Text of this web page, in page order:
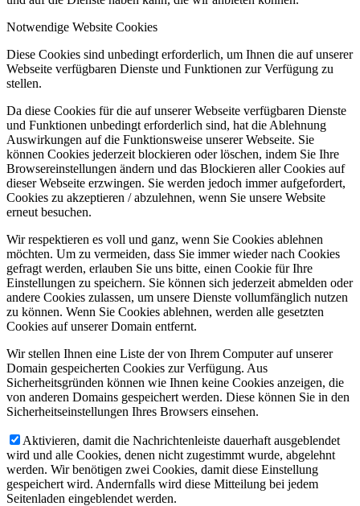
Notwendige Website Cookies
Diese Cookies sind unbedingt erforderlich, um Ihnen die auf unserer
Webseite verfügbaren Dienste und Funktionen zur Verfügung zu
stellen.
Da diese Cookies für die auf unserer Webseite verfügbaren Dienste
und Funktionen unbedingt erforderlich sind, hat die Ablehnung
Auswirkungen auf die Funktionsweise unserer Webseite. Sie
können Cookies jederzeit blockieren oder löschen, indem Sie Ihre
Browsereinstellungen ändern und das Blockieren aller Cookies auf
dieser Webseite erzwingen. Sie werden jedoch immer aufgefordert,
Cookies zu akzeptieren / abzulehnen, wenn Sie unsere Website
erneut besuchen.
Wir respektieren es voll und ganz, wenn Sie Cookies ablehnen
möchten. Um zu vermeiden, dass Sie immer wieder nach Cookies
gefragt werden, erlauben Sie uns bitte, einen Cookie für Ihre
Einstellungen zu speichern. Sie können sich jederzeit abmelden oder
andere Cookies zulassen, um unsere Dienste vollumfänglich nutzen
zu können. Wenn Sie Cookies ablehnen, werden alle gesetzten
Cookies auf unserer Domain entfernt.
Wir stellen Ihnen eine Liste der von Ihrem Computer auf unserer
Domain gespeicherten Cookies zur Verfügung. Aus
Sicherheitsgründen können wie Ihnen keine Cookies anzeigen, die
von anderen Domains gespeichert werden. Diese können Sie in den
Sicherheitseinstellungen Ihres Browsers einsehen.
Aktivieren, damit die Nachrichtenleiste dauerhaft ausgeblendet
wird und alle Cookies, denen nicht zugestimmt wurde, abgelehnt
werden. Wir benötigen zwei Cookies, damit diese Einstellung
gespeichert wird. Andernfalls wird diese Mitteilung bei jedem
Seitenladen eingeblendet werden.